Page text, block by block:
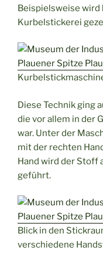
Beispielsweise wird
Kurbelstickerei
Diese Technik ging
die vor allem in der
war. Unter der
mit der rechten
Hand wird der Stoff
geführt.
Blick in den
verschiedene